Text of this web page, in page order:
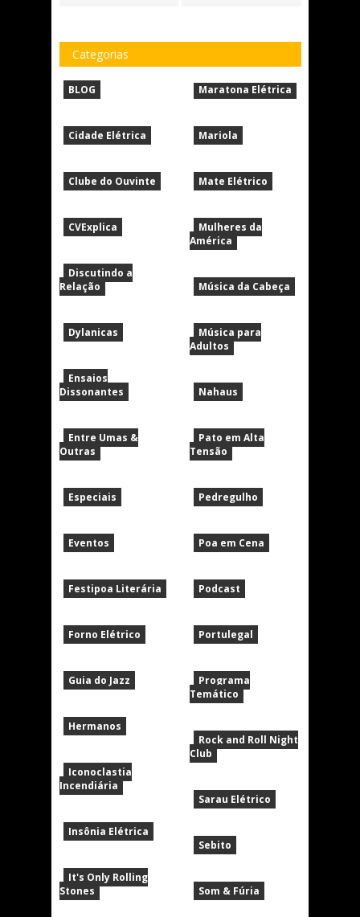
Categorias
BLOG
Cidade Elétrica
Clube do Ouvinte
CVExplica
Discutindo a
Relação
Dylanicas
Ensaios
Dissonantes
Entre Umas &
Outras
Especiais
Eventos
Festipoa Literária
Forno Elétrico
Guia do Jazz
Hermanos
Iconoclastia
Incendiária
Insônia Elétrica
It's Only Rolling
Stones
Maratona Elétrica
Mariola
Mate Elétrico
Mulheres da
América
Música da Cabeça
Música para
Adultos
Nahaus
Pato em Alta
Tensão
Pedregulho
Poa em Cena
Podcast
Portulegal
Programa
Temático
Rock and Roll Night
Club
Sarau Elétrico
Sebito
Som & Fúria